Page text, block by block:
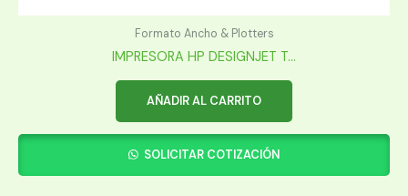
Formato Ancho & Plotters
IMPRESORA HP DESIGNJET T...
AÑADIR AL CARRITO
SOLICITAR COTIZACIÓN